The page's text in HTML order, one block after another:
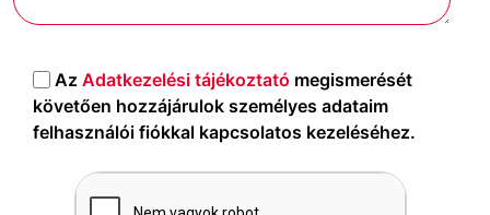
Az Adatkezelési tájékoztató megismerését
követően hozzájárulok személyes adataim
felhasználói fiókkal kapcsolatos kezeléséhez.